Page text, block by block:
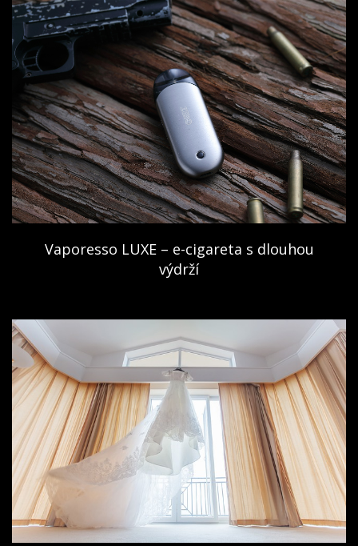
Vaporesso LUXE – e-cigareta s dlouhou
výdrží